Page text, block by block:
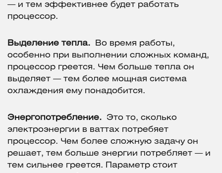
— и тем эффективнее будет работать
процессор.
Выделение тепла.
Во время работы,
особенно при выполнении сложных команд,
процессор греется. Чем больше тепла он
выделяет — тем более мощная система
охлаждения ему понадобится.
Энергопотребление.
Это то, сколько
электроэнергии в ваттах потребяет
процессор. Чем более сложную задачу он
решает, тем больше энергии потребляет — и
тем сильнее греется. Параметр стоит